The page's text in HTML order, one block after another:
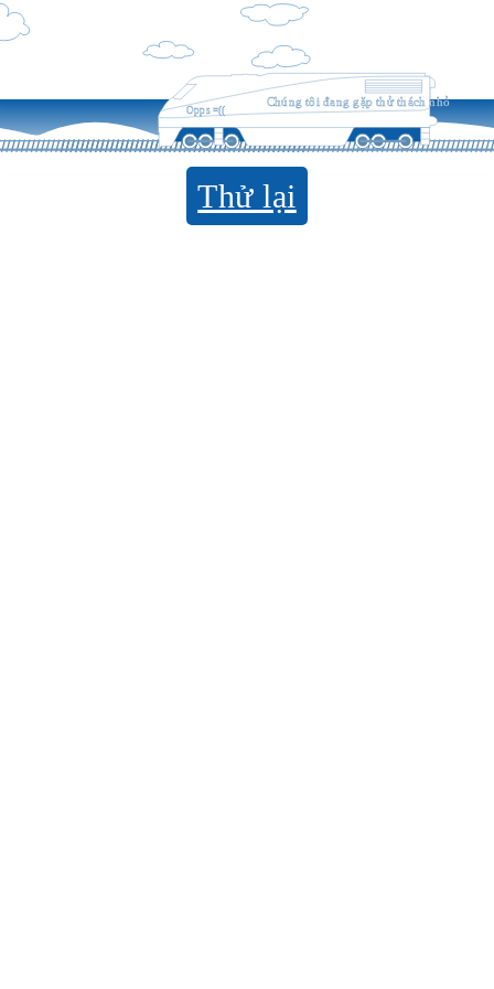
Opps =((
Chúng tôi đang gặp thử thách nhỏ
Thử lại